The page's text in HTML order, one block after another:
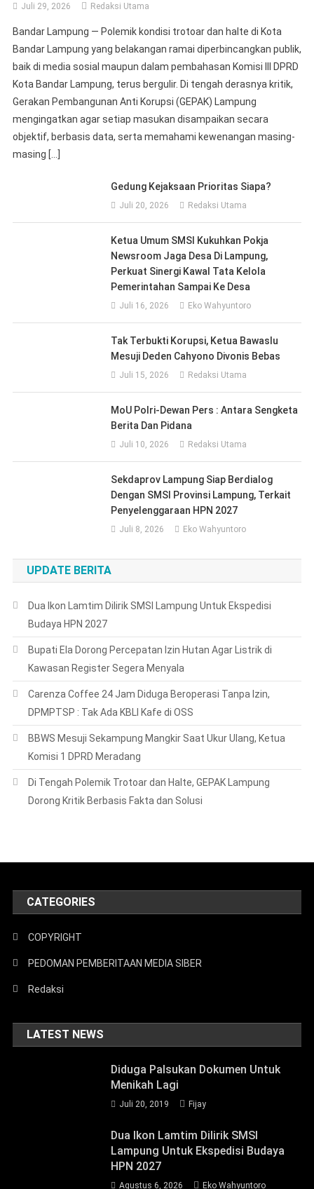
Juli 29, 2026 Redaksi Utama
Bandar Lampung — Polemik kondisi trotoar dan halte di Kota
Bandar Lampung yang belakangan ramai diperbincangkan publik,
baik di media sosial maupun dalam pembahasan Komisi III DPRD
Kota Bandar Lampung, terus bergulir. Di tengah derasnya kritik,
Gerakan Pembangunan Anti Korupsi (GEPAK) Lampung
mengingatkan agar setiap masukan disampaikan secara
objektif, berbasis data, serta memahami kewenangan masing-
masing […]
Gedung Kejaksaan Prioritas Siapa?
Juli 20, 2026 Redaksi Utama
Ketua Umum SMSI Kukuhkan Pokja
Newsroom Jaga Desa Di Lampung,
Perkuat Sinergi Kawal Tata Kelola
Pemerintahan Sampai Ke Desa
Juli 16, 2026 Eko Wahyuntoro
Tak Terbukti Korupsi, Ketua Bawaslu
Mesuji Deden Cahyono Divonis Bebas
Juli 15, 2026 Redaksi Utama
MoU Polri-Dewan Pers : Antara Sengketa
Berita Dan Pidana
Juli 10, 2026 Redaksi Utama
Sekdaprov Lampung Siap Berdialog
Dengan SMSI Provinsi Lampung, Terkait
Penyelenggaraan HPN 2027
Juli 8, 2026 Eko Wahyuntoro
UPDATE BERITA
Dua Ikon Lamtim Dilirik SMSI Lampung Untuk Ekspedisi
Budaya HPN 2027
Bupati Ela Dorong Percepatan Izin Hutan Agar Listrik di
Kawasan Register Segera Menyala
Carenza Coffee 24 Jam Diduga Beroperasi Tanpa Izin,
DPMPTSP : Tak Ada KBLI Kafe di OSS
BBWS Mesuji Sekampung Mangkir Saat Ukur Ulang, Ketua
Komisi 1 DPRD Meradang
Di Tengah Polemik Trotoar dan Halte, GEPAK Lampung
Dorong Kritik Berbasis Fakta dan Solusi
CATEGORIES
COPYRIGHT
PEDOMAN PEMBERITAAN MEDIA SIBER
Redaksi
LATEST NEWS
Diduga Palsukan Dokumen Untuk
Menikah Lagi
Juli 20, 2019 Fijay
Dua Ikon Lamtim Dilirik SMSI
Lampung Untuk Ekspedisi Budaya
HPN 2027
Agustus 6, 2026 Eko Wahyuntoro